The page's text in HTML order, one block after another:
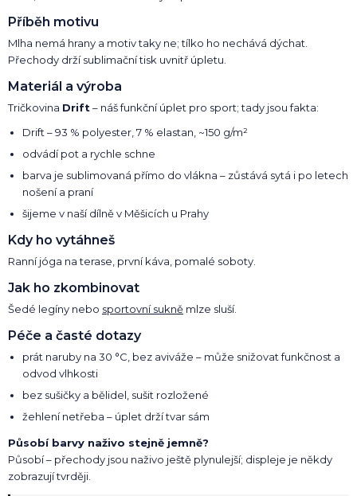
Příběh motivu
Mlha nemá hrany a motiv taky ne; tílko ho nechává dýchat.
Přechody drží sublimační tisk uvnitř úpletu.
Materiál a výroba
Tričkovina Drift– náš funkční úplet pro sport; tady jsou fakta:
Drift – 93 % polyester, 7 % elastan, ~150 g/m²
odvádí pot a rychle schne
barva je sublimovaná přímo do vlákna – zůstává sytá i po letech
nošení a praní
šijeme v naší dílně v Měšicích u Prahy
Kdy ho vytáhneš
Ranní jóga na terase, první káva, pomalé soboty.
Jak ho zkombinovat
Šedé legíny nebo sportovní sukně mlze sluší.
Péče a časté dotazy
prát naruby na 30 °C, bez aviváže – může snižovat funkčnost a
odvod vlhkosti
bez sušičky a bělidel, sušit rozložené
žehlení netřeba – úplet drží tvar sám
Působí barvy naživo stejně jemně?
Působí – přechody jsou naživo ještě plynulejší; displeje je někdy
zobrazují tvrději.